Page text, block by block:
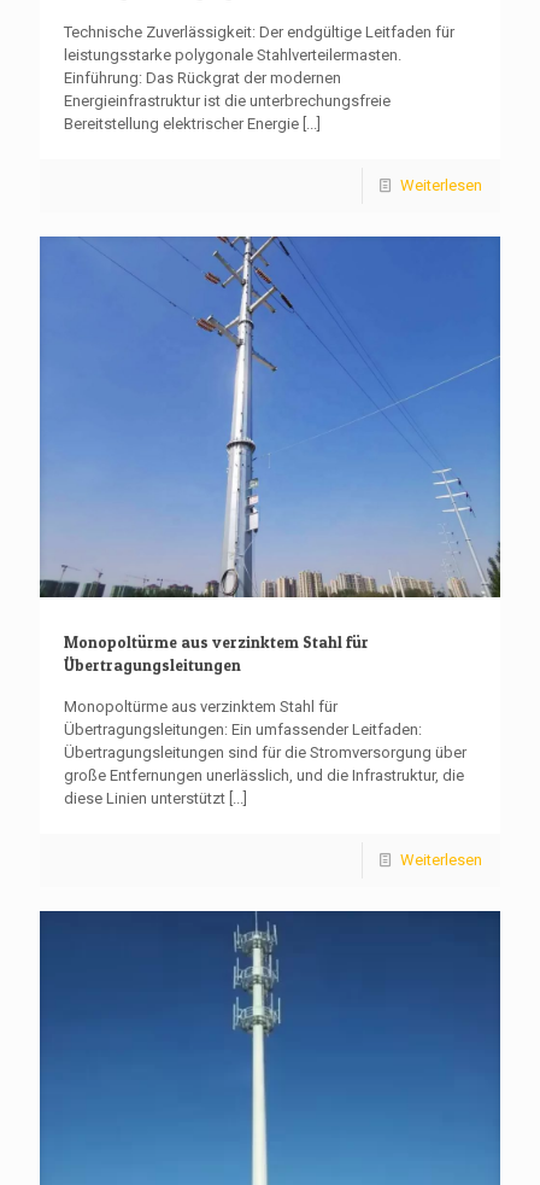
Technische Zuverlässigkeit: Der endgültige Leitfaden für
leistungsstarke polygonale Stahlverteilermasten.
Einführung: Das Rückgrat der modernen
Energieinfrastruktur ist die unterbrechungsfreie
Bereitstellung elektrischer Energie [...]
Weiterlesen
Monopoltürme aus verzinktem Stahl für
Übertragungsleitungen
Monopoltürme aus verzinktem Stahl für
Übertragungsleitungen: Ein umfassender Leitfaden:
Übertragungsleitungen sind für die Stromversorgung über
große Entfernungen unerlässlich, und die Infrastruktur, die
diese Linien unterstützt [...]
Weiterlesen